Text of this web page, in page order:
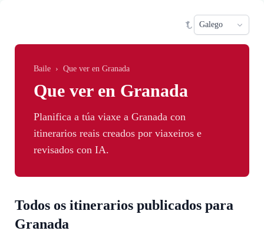
Baile › Que ver en Granada
Que ver en Granada
Planifica a túa viaxe a Granada con
itinerarios reais creados por viaxeiros e
revisados con IA.
Todos os itinerarios publicados para
Granada